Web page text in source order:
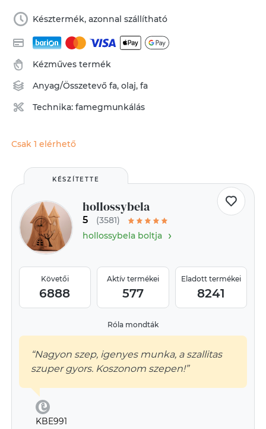
Késztermék, azonnal szállítható
Kézműves termék
Anyag/Összetevőfa,olaj,fa
Technika:famegmunkálás
Csak 1 elérhető
KÉSZÍTETTE
hollossybela
5
(3581)
hollossybela boltja›
Követői
6888
Aktív termékei
577
Eladott termékei
8241
Róla mondták
“Nagyon szep, igenyes munka, a szallitas
szuper gyors. Koszonom szepen!”
KBE991